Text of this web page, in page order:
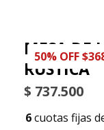
MESA DE
RÚSTICA
$ 737.500
6cuotas fijas
50% OFF